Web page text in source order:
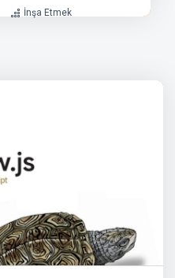
İnşa Etmek